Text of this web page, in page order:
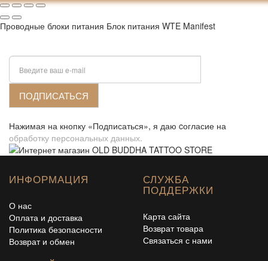
Проводные блоки питания Блок питания WTE Manifest
ПОДПИСАТЬСЯ
Нажимая на кнопку «Подписаться», я даю cогласие на
обработку персональных данных.
ИНФОРМАЦИЯ
О нас
Оплата и доставка
Политика безопасности
Возврат и обмен
СЛУЖБА
ПОДДЕРЖКИ
Карта сайта
Возврат товара
Связаться с нами